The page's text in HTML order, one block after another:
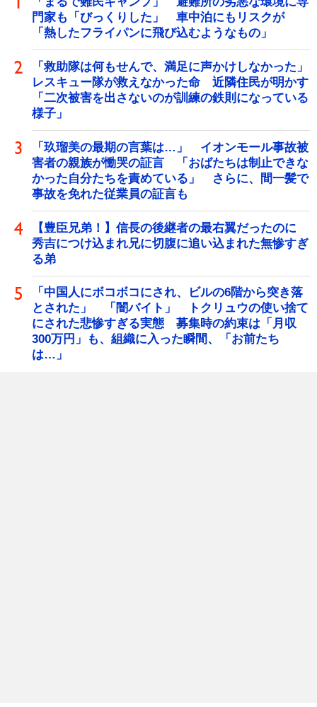
門家も「びっくりした」 車中泊にもリスクが
「熱したフライパンに飛び込むようなもの」
「救助隊は何もせんで、満足に声かけしなかった」
レスキュー隊が救えなかった命 近隣住民が明かす
「二次被害を出さないのが訓練の鉄則になっている
様子」
「玖瑠美の最期の言葉は…」 イオンモール事故被
害者の親族が慟哭の証言 「おばたちは制止できな
かった自分たちを責めている」 さらに、間一髪で
事故を免れた従業員の証言も
【豊臣兄弟！】信長の後継者の最右翼だったのに
秀吉につけ込まれ兄に切腹に追い込まれた無惨すぎ
る弟
「中国人にボコボコにされ、ビルの6階から突き落
とされた」 「闇バイト」 トクリュウの使い捨て
にされた悲惨すぎる実態 募集時の約束は「月収
300万円」も、組織に入った瞬間、「お前たち
は…」